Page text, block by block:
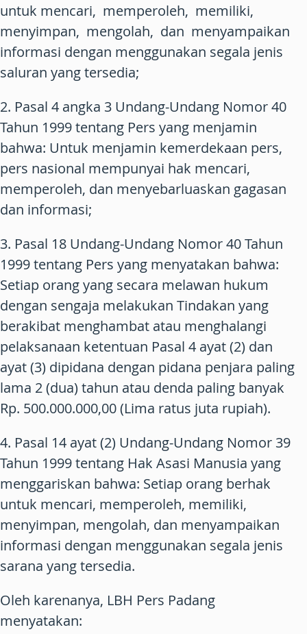
untuk mencari, memperoleh, memiliki,
menyimpan, mengolah, dan menyampaikan
informasi dengan menggunakan segala jenis
saluran yang tersedia;
2. Pasal 4 angka 3 Undang-Undang Nomor 40
Tahun 1999 tentang Pers yang menjamin
bahwa: Untuk menjamin kemerdekaan pers,
pers nasional mempunyai hak mencari,
memperoleh, dan menyebarluaskan gagasan
dan informasi;
3. Pasal 18 Undang-Undang Nomor 40 Tahun
1999 tentang Pers yang menyatakan bahwa:
Setiap orang yang secara melawan hukum
dengan sengaja melakukan Tindakan yang
berakibat menghambat atau menghalangi
pelaksanaan ketentuan Pasal 4 ayat (2) dan
ayat (3) dipidana dengan pidana penjara paling
lama 2 (dua) tahun atau denda paling banyak
Rp. 500.000.000,00 (Lima ratus juta rupiah).
4. Pasal 14 ayat (2) Undang-Undang Nomor 39
Tahun 1999 tentang Hak Asasi Manusia yang
menggariskan bahwa: Setiap orang berhak
untuk mencari, memperoleh, memiliki,
menyimpan, mengolah, dan menyampaikan
informasi dengan menggunakan segala jenis
sarana yang tersedia.
Oleh karenanya, LBH Pers Padang
menyatakan: